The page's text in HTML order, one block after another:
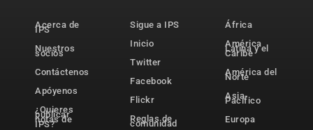
Acerca de
IPS
Nuestros
socios
Contáctenos
Apóyenos
¿Quieres
publicar
notas de
IPS?
Sigue a IPS
Inicio
Twitter
Facebook
Flickr
Reglas de
comunidad
África
América
Latina y el
Caribe
América del
Norte
Asia-
Pacífico
Europa